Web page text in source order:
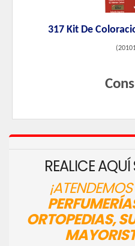
317 Kit De
(
REALICE
¡ATENDEMOS
ORTOPEDIAS,